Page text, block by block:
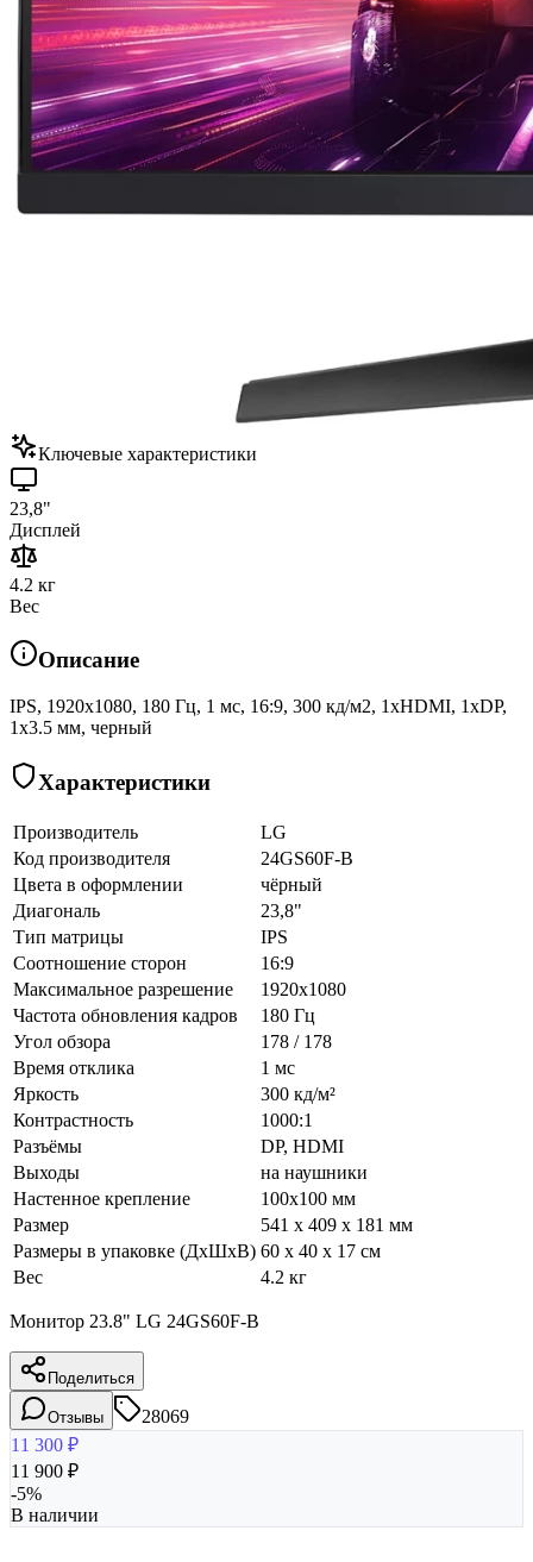
Ключевые характеристики
23,8"
Дисплей
4.2 кг
Вес
Описание
IPS, 1920x1080, 180 Гц, 1 мс, 16:9, 300 кд/м2, 1xHDMI, 1хDP,
1x3.5 мм, черный
Характеристики
Производитель
LG
Код производителя
24GS60F-B
Цвета в оформлении
чёрный
Диагональ
23,8"
Тип матрицы
IPS
Соотношение сторон
16:9
Максимальное разрешение
1920x1080
Частота обновления кадров
180 Гц
Угол обзора
178 / 178
Время отклика
1 мс
Яркость
300 кд/м²
Контрастность
1000:1
Разъёмы
DP, HDMI
Выходы
на наушники
Настенное крепление
100x100 мм‎
Размер
541 x 409 x 181 мм
Размеры в упаковке (ДхШхВ) 60 x 40 x 17 см
Вес
4.2 кг
Монитор 23.8" LG 24GS60F-B
Поделиться
Отзывы
28069
11 300 ₽
11 900 ₽
-5%
В наличии